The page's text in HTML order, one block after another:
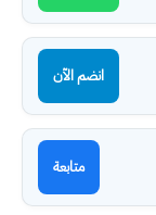
انضم الآن
متابعة